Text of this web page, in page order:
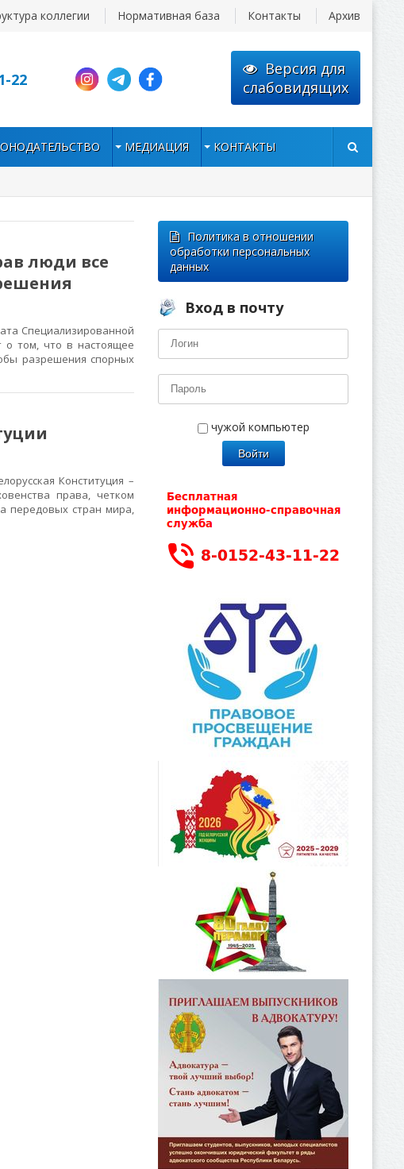
22
Версия для
слабовидящих
коллегии Нормативная база Контакты Архив
МЕДИАЦИЯ КОНТАКТЫ
люди все
Специализированной
о том, что в настоящее
разрешения спорных
Конституция –
права, четком
передовых стран мира,
Политика в отношении
обработки персональных
данных
Вход в почту
чужой компьютер